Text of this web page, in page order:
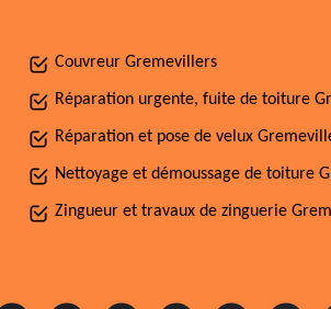
Couvreur Gremevillers
Réparation urgente, fuite de toiture
Réparation et pose de velux
Nettoyage et démoussage de toiture
Zingueur et travaux de zinguerie